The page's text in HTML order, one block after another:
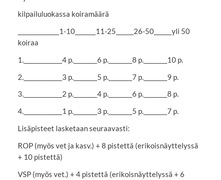
kilpailuluokassa koiramäärä
______________1-10_______11-25______26-50______yli 50
koiraa
1._____________4 p.________6 p.________8 p.________10 p.
2._____________3 p.________5 p.________7 p.________9 p.
3._____________2 p.________4 p.________6 p.________8 p.
4._____________1 p.________3 p.________5 p.________7 p.
Lisäpisteet lasketaan seuraavasti:
ROP (myös vet ja kasv.) + 8 pistettä (erikoisnäyttelyssä
+ 10 pistettä)
VSP (myös vet.) + 4 pistettä (erikoisnäyttelyssä + 6